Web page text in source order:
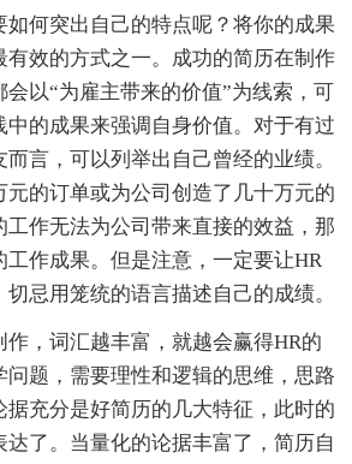
何突出自己的特点呢？将你的成果
效的方式之一。成功的简历在制作
以“为雇主带来的价值”为线索，可
中的成果来强调自身价值。对于有过
言，可以列举出自己曾经的业绩。
元的订单或为公司创造了几十万元的
工作无法为公司带来直接的效益，那
作成果。但是注意，一定要让HR
忌用笼统的语言描述自己的成绩。
，词汇越丰富，就越会赢得HR的
问题，需要理性和逻辑的思维，思路
据充分是好简历的几大特征，此时的
了。当量化的论据丰富了，简历自